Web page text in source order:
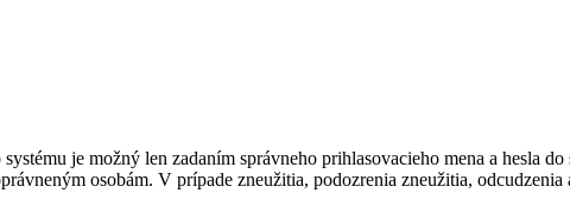
je možný len zadaním správneho prihlasovacieho mena a hesla
osobám. V prípade zneužitia, podozrenia zneužitia,